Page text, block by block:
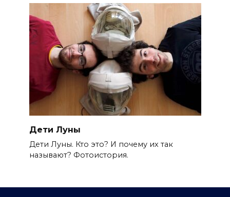
Дети Луны
Дети Луны. Кто это? И почему их так
называют? Фотоистория.